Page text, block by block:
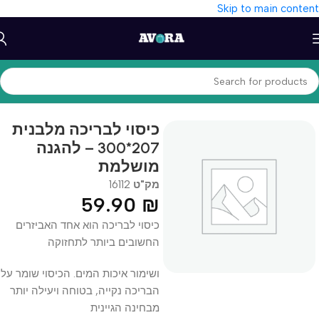
Skip to main content
עמוד הבית/כללי
כיסוי לבריכה מלבנית
207*300 – להגנה
מושלמת
מק"ט 16112
59.90 ₪
כיסוי לבריכה הוא אחד האביזרים
החשובים ביותר לתחזוקה
ושימור איכות המים. הכיסוי שומר על
הבריכה נקייה, בטוחה ויעילה יותר
מבחינה הגיינית